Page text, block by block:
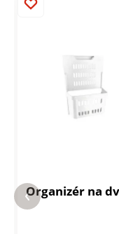
Organizér na